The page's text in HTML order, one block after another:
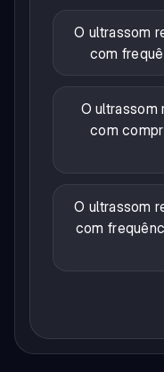
O ultrassom
com
O ultrassom
com
O ultrassom
com